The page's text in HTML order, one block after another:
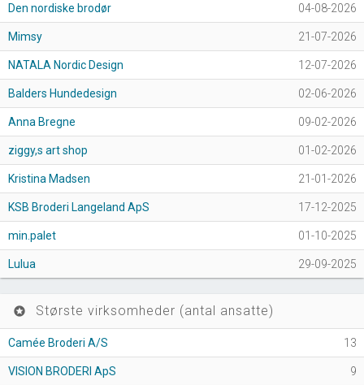
Den nordiske brodør 04-08-2026
Mimsy 21-07-2026
NATALA Nordic Design 12-07-2026
Balders Hundedesign 02-06-2026
Anna Bregne 09-02-2026
ziggy,s art shop 01-02-2026
Kristina Madsen 21-01-2026
KSB Broderi Langeland ApS 17-12-2025
min.palet 01-10-2025
Lulua 29-09-2025
stars Største virksomheder (antal ansatte)
Camée Broderi A/S 13
VISION BRODERI ApS 9